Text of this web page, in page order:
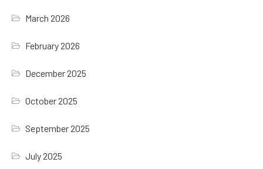
March 2026
February 2026
December 2025
October 2025
September 2025
July 2025